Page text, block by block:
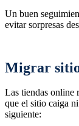
Un buen
evitar sorpresas
Migrar
Las tiendas online
que el sitio caiga
siguiente: